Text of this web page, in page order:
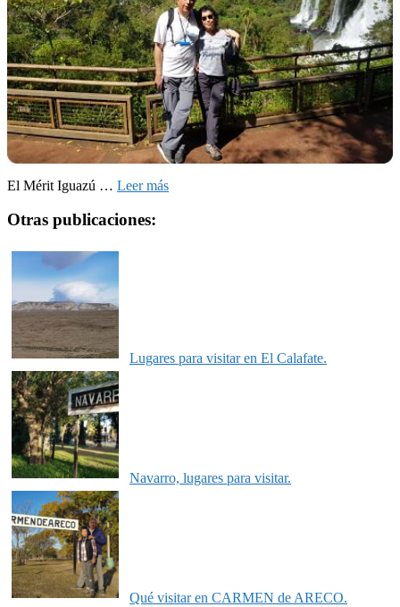
El Mérit Iguazú … Leer más
Otras publicaciones:
Lugares para visitar en El Calafate.
Navarro, lugares para visitar.
Qué visitar en CARMEN de ARECO.